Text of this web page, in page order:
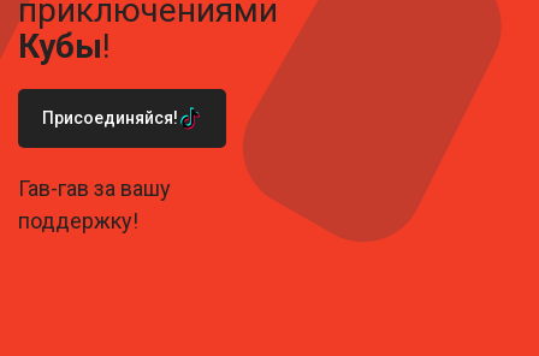
приключениями
Кубы!
Присоединяйся!
Гав-гав за вашу
поддержку!